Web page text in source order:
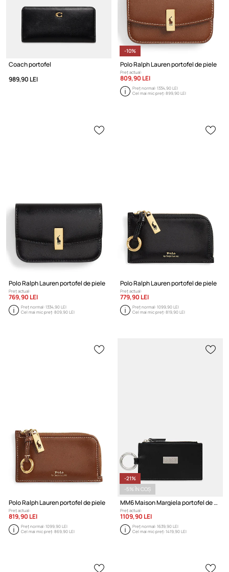
Coach portofel
989,90 LEI
-10%
Polo Ralph Lauren portofel de piele
Preț actual:
809,90 LEI
Preț normal:1334,90 LEI
Cel mai mic preț:899,90 LEI
Polo Ralph Lauren portofel de piele
Preț actual:
769,90 LEI
Preț normal:1334,90 LEI
Cel mai mic preț:809,90 LEI
Polo Ralph Lauren portofel de piele
Preț actual:
779,90 LEI
Preț normal:1099,90 LEI
Cel mai mic preț:819,90 LEI
Polo Ralph Lauren portofel de piele
Preț actual:
819,90 LEI
Preț normal:1099,90 LEI
Cel mai mic preț:869,90 LEI
-21%
-5% ÎN COȘ
MM6 Maison Margiela portofel de piele
Preț actual:
1109,90 LEI
Preț normal:1639,90 LEI
Cel mai mic preț:1419,90 LEI